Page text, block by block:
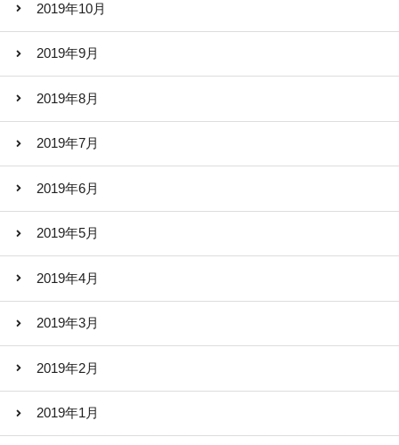
2019年10月
2019年9月
2019年8月
2019年7月
2019年6月
2019年5月
2019年4月
2019年3月
2019年2月
2019年1月